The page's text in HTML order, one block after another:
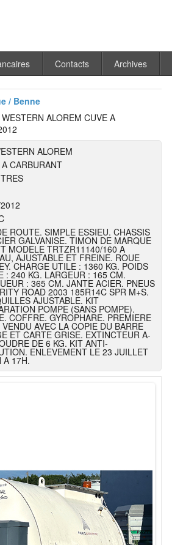
Contacts Archives
/ Benne
ALOREM CUVE A
ALOREM
CARBURANT
ROUTE. SIMPLE ESSIEU. CHASSIS
GALVANISE. TIMON DE MARQUE
MODELE TRTZR11140/160 A
AJUSTABLE ET FREINE. ROUE
CHARGE UTILE : 1360 KG. POIDS
: 240 KG. LARGEUR : 165 CM.
: 365 CM. JANTE ACIER. PNEUS
ROAD 2003 185R14C SPR M+S.
AJUSTABLE. KIT
POMPE (SANS POMPE).
COFFRE. GYROPHARE. PREMIERE
AVEC LA COPIE DU BARRE
ET CARTE GRISE. EXTINCTEUR A-
DE 6 KG. KIT ANTI-
ENLEVEMENT LE 23 JUILLET
A 17H.